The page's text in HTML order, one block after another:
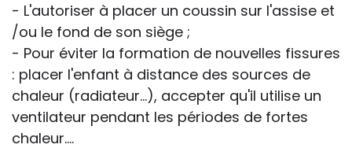
- L'autoriser à placer un coussin sur l'assise et
/ou le fond de son siège ;
- Pour éviter la formation de nouvelles fissures
: placer l'enfant à distance des sources de
chaleur (radiateur...), accepter qu'il utilise un
ventilateur pendant les périodes de fortes
chaleur....